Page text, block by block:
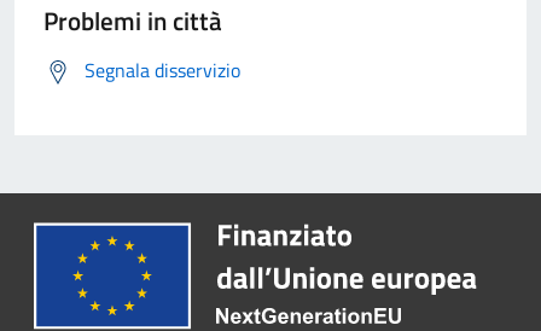
Problemi in città
Segnala disservizio